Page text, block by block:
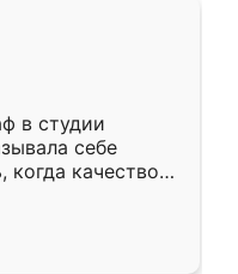
в студии
себе
когда качеством
уже почти